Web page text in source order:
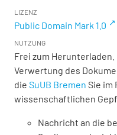
LIZENZ
Public Domain Mark 1.0
NUTZUNG
Frei zum
Verwertung des
die SuUB Bremen Sie im
wissenschaftlichen
Nachricht an die